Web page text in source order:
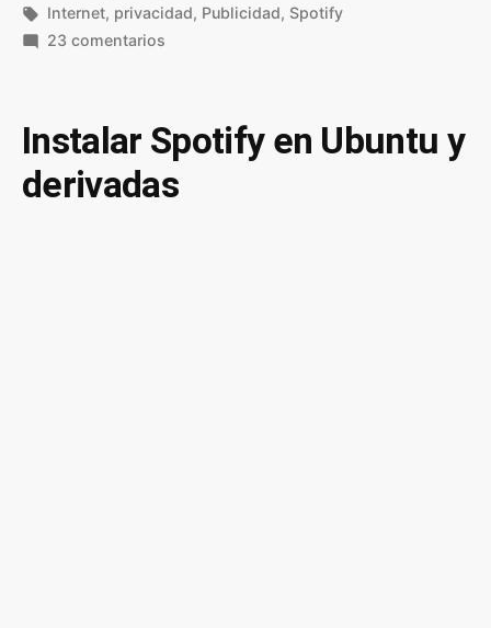
en
Etiquetas:
Internet, privacidad, Publicidad, Spotify
23 comentarios
publicidad
de
Spotify
en
Instalar Spotify en Ubuntu y
derivadas